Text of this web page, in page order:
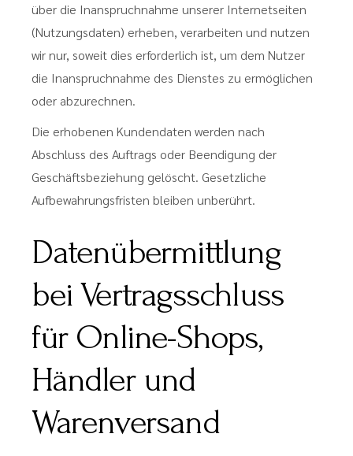
über die Inanspruchnahme unserer Internetseiten
(Nutzungsdaten) erheben, verarbeiten und nutzen
wir nur, soweit dies erforderlich ist, um dem Nutzer
die Inanspruchnahme des Dienstes zu ermöglichen
oder abzurechnen.
Die erhobenen Kundendaten werden nach
Abschluss des Auftrags oder Beendigung der
Geschäftsbeziehung gelöscht. Gesetzliche
Aufbewahrungsfristen bleiben unberührt.
Datenübermittlung
bei Vertragsschluss
für Online-Shops,
Händler und
Warenversand